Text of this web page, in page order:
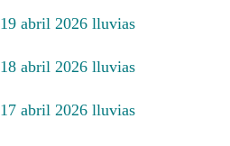
19 abril 2026 lluvias
18 abril 2026 lluvias
17 abril 2026 lluvias